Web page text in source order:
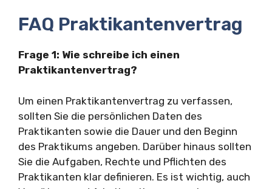
FAQ Praktikantenvertrag
Frage 1: Wie schreibe ich einen
Praktikantenvertrag?
Um einen Praktikantenvertrag zu verfassen,
sollten Sie die persönlichen Daten des
Praktikanten sowie die Dauer und den Beginn
des Praktikums angeben. Darüber hinaus sollten
Sie die Aufgaben, Rechte und Pflichten des
Praktikanten klar definieren. Es ist wichtig, auch